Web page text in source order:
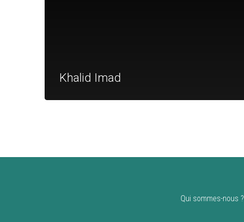
Khalid Imad
Qui sommes-nous ?